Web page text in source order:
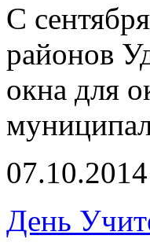
С
районов
окна для
07.10.2014
День